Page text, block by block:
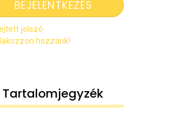
jelszó
hozzánk!
Tartalomjegyzék